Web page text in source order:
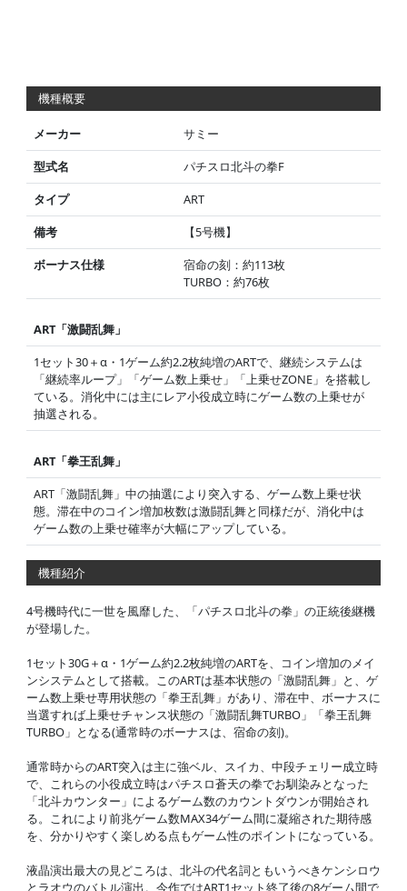
機種概要
メーカー
サミー
型式名
パチスロ北斗の拳F
タイプ
ART
備考
【5号機】
ボーナス仕様
宿命の刻：約113枚
TURBO：約76枚
ART「激闘乱舞」
1セット30＋α・1ゲーム約2.2枚純増のARTで、継続システムは
「継続率ループ」「ゲーム数上乗せ」「上乗せZONE」を搭載し
ている。消化中には主にレア小役成立時にゲーム数の上乗せが
抽選される。
ART「拳王乱舞」
ART「激闘乱舞」中の抽選により突入する、ゲーム数上乗せ状
態。滞在中のコイン増加枚数は激闘乱舞と同様だが、消化中は
ゲーム数の上乗せ確率が大幅にアップしている。
機種紹介
4号機時代に一世を風靡した、「パチスロ北斗の拳」の正統後継機
が登場した。
1セット30G＋α・1ゲーム約2.2枚純増のARTを、コイン増加のメイ
ンシステムとして搭載。このARTは基本状態の「激闘乱舞」と、ゲ
ーム数上乗せ専用状態の「拳王乱舞」があり、滞在中、ボーナスに
当選すれば上乗せチャンス状態の「激闘乱舞TURBO」「拳王乱舞
TURBO」となる(通常時のボーナスは、宿命の刻)。
通常時からのART突入は主に強ベル、スイカ、中段チェリー成立時
で、これらの小役成立時はパチスロ蒼天の拳でお馴染みとなった
「北斗カウンター」によるゲーム数のカウントダウンが開始され
る。これにより前兆ゲーム数MAX34ゲーム間に凝縮された期待感
を、分かりやすく楽しめる点もゲーム性のポイントになっている。
液晶演出最大の見どころは、北斗の代名詞ともいうべきケンシロウ
とラオウのバトル演出。今作ではART1セット終了後の8ゲーム間で